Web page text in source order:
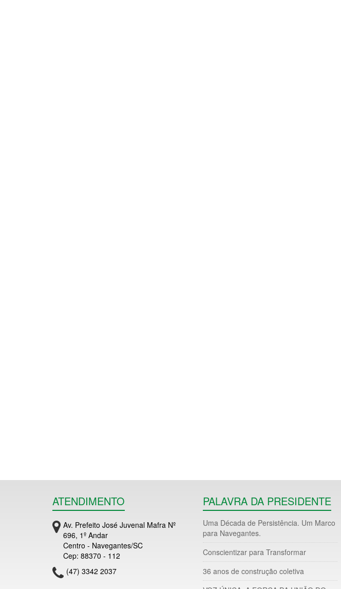
ATENDIMENTO
Av. Prefeito José Juvenal Mafra Nº
696, 1º Andar
Centro - Navegantes/SC
Cep: 88370 - 112
(47) 3342 2037
PALAVRA DA PRESIDENTE
Uma Década de Persistência. Um Marco
para Navegantes.
Conscientizar para Transformar
36 anos de construção coletiva